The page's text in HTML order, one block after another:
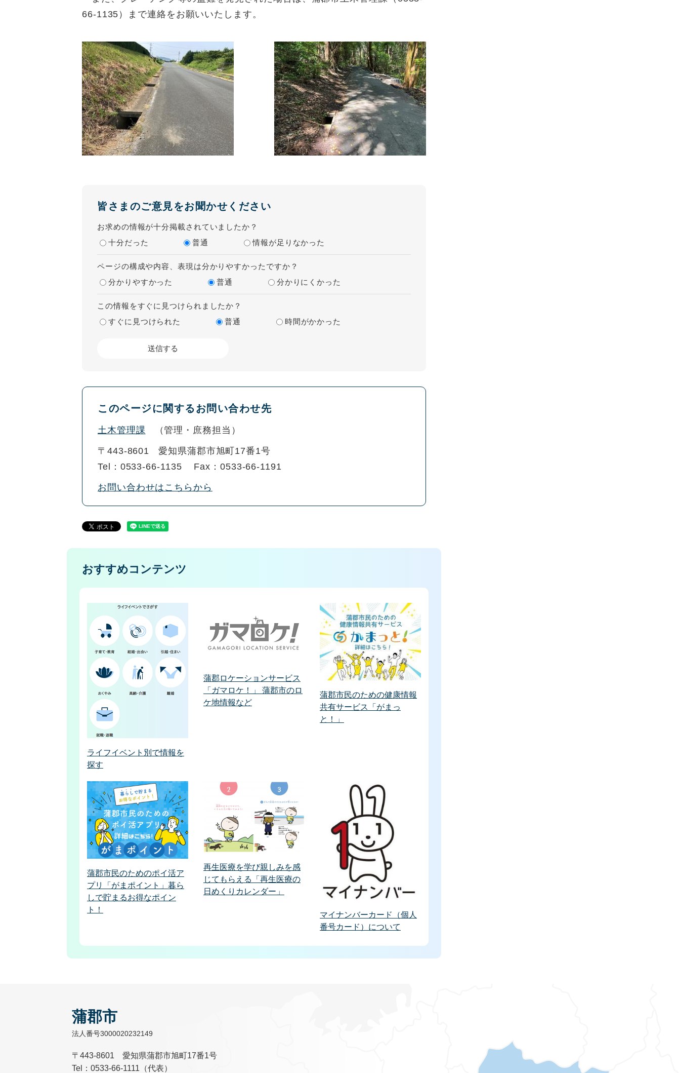
66-1135）まで連絡をお願いいたします。
皆さまのご意見をお聞かせください
お求めの情報が十分掲載されていましたか？
十分だった
普通 情報が足りなかった
ページの構成や内容、表現は分かりやすかったですか？
分かりやすかった
普通 分かりにくかった
この情報をすぐに見つけられましたか？
すぐに見つけられた
普通 時間がかかった
このページに関するお問い合わせ先
土木管理課 管理・庶務担当
〒443-8601
愛知県蒲郡市旭町17番1号
Tel：0533-66-1135
Fax：0533-66-1191
お問い合わせはこちらから
おすすめコンテンツ
ライフイベント別で情報を
探す
蒲郡ロケーションサービス
「ガマロケ！」 蒲郡市のロ
ケ地情報など
蒲郡市民のための健康情報
共有サービス「がまっ
と！」
蒲郡市民のためのポイ活ア
プリ「がまポイント」暮ら
しで貯まるお得なポイン
ト！
再生医療を学び親しみを感
じてもらえる「再生医療の
日めくりカレンダー」
マイナンバーカード（個人
番号カード）について
蒲郡市
法人番号3000020232149
〒443-8601 愛知県蒲郡市旭町17番1号
Tel：0533-66-1111（代表）